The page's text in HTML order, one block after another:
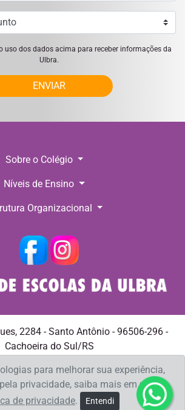
uso dos dados acima para receber informações da
Ulbra.
ENVIAR
Sobre o Colégio
Níveis de Ensino
Organizacional
2284 - Santo Antônio - 96506-296 -
Cachoeira do Sul/RS
para melhorar sua experiência,
privacidade, saiba mais em nossa
de privacidade. Entendi